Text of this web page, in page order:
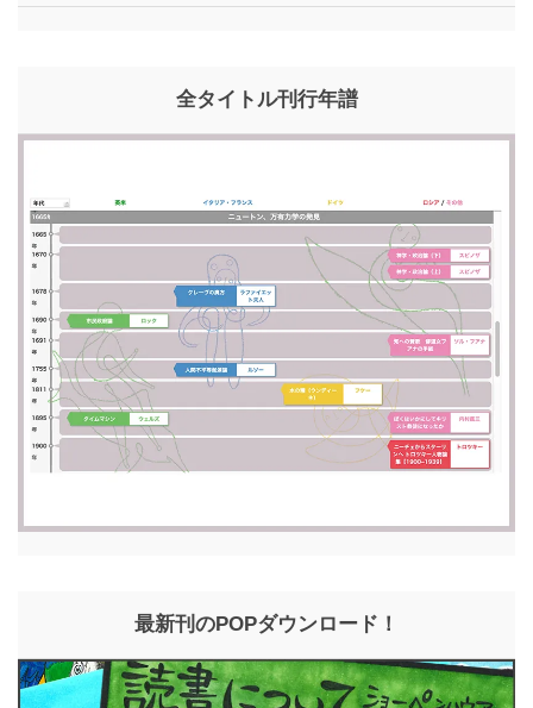
全タイトル刊行年譜
最新刊のPOPダウンロード！